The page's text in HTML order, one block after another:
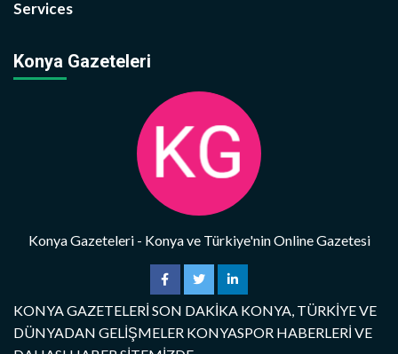
Services
Konya Gazeteleri
Konya Gazeteleri - Konya ve Türkiye'nin Online Gazetesi
KONYA GAZETELERİ SON DAKİKA KONYA, TÜRKİYE VE
DÜNYADAN GELİŞMELER KONYASPOR HABERLERİ VE